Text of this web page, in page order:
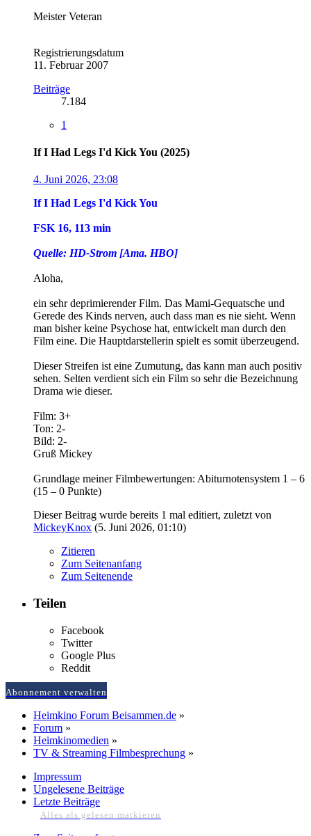
Meister Veteran
Registrierungsdatum
11. Februar 2007
Beiträge
7.184
1
If I Had Legs I'd Kick You (2025)
4. Juni 2026, 23:08
If I Had Legs I'd Kick You
FSK 16, 113 min
Quelle: HD-Strom [Ama. HBO]
Aloha,
ein sehr deprimierender Film. Das Mami-Gequatsche und
Gerede des Kinds nerven, auch dass man es nie sieht. Wenn
man bisher keine Psychose hat, entwickelt man durch den
Film eine. Die Hauptdarstellerin spielt es somit überzeugend.
Dieser Streifen ist eine Zumutung, das kann man auch positiv
sehen. Selten verdient sich ein Film so sehr die Bezeichnung
Drama wie dieser.
Film: 3+
Ton: 2-
Bild: 2-
Gruß Mickey
Grundlage meiner Filmbewertungen: Abiturnotensystem 1 – 6
(15 – 0 Punkte)
Dieser Beitrag wurde bereits 1 mal editiert, zuletzt von
MickeyKnox (5. Juni 2026, 01:10)
Zitieren
Zum Seitenanfang
Zum Seitenende
Teilen
Facebook
Twitter
Google Plus
Reddit
Abonnement verwalten
Heimkino Forum Beisammen.de »
Forum »
Heimkinomedien »
TV & Streaming Filmbesprechung »
Impressum
Ungelesene Beiträge
Letzte Beiträge
Alles als gelesen markieren